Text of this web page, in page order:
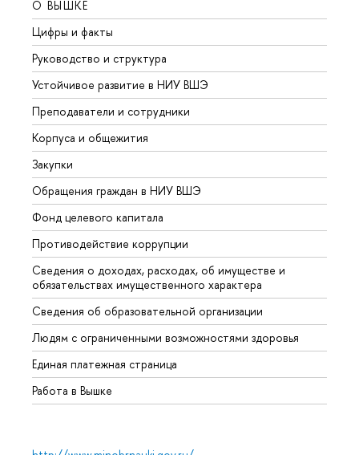
О ВЫШКЕ
Цифры и факты
Руководство и структура
Устойчивое развитие в НИУ ВШЭ
Преподаватели и сотрудники
Корпуса и общежития
Закупки
Обращения граждан в НИУ ВШЭ
Фонд целевого капитала
Противодействие коррупции
Сведения о доходах, расходах, об имуществе и
обязательствах имущественного характера
Сведения об образовательной организации
Людям с ограниченными возможностями здоровья
Единая платежная страница
Работа в Вышке